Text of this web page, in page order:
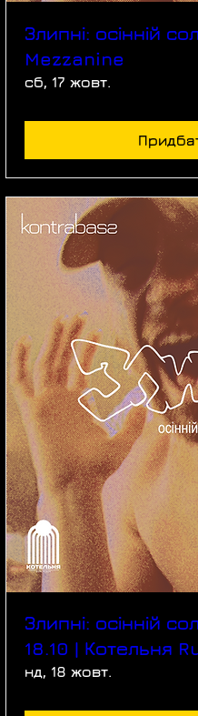
Злипні: осінній
Mezzanine
сб, 17 жовт.
Злипні: осінній
18.10 | Котельня
нд, 18 жовт.